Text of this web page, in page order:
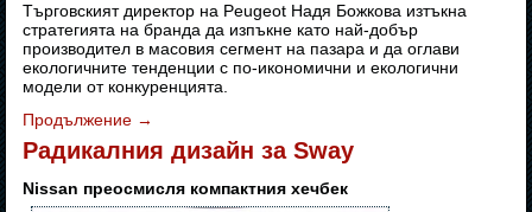
Търговският директор на Peugeot Надя Божкова изтъкна
стратегията на бранда да изпъкне като най-добър
производител в масовия сегмент на пазара и да оглави
екологичните тенденции с по-икономични и екологични
модели от конкуренцията.
Продължение →
Радикалния дизайн за Sway
Nissan преосмисля компактния хечбек